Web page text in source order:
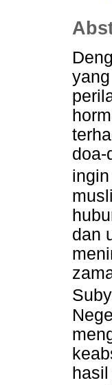
doa-
dan